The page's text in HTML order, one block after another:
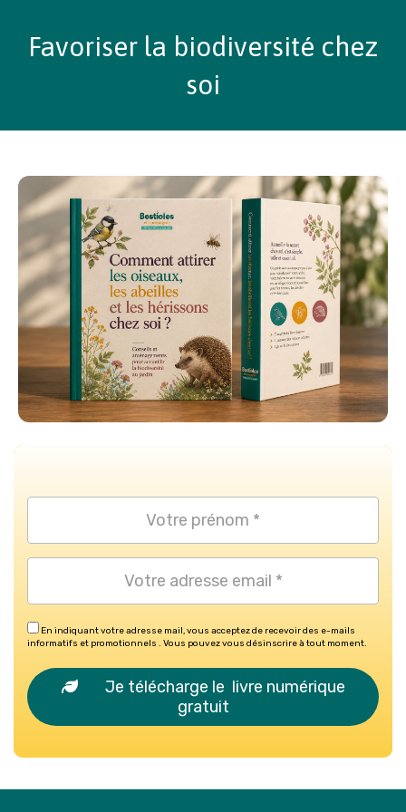
Favoriser la biodiversité chez
soi
En indiquant votre adresse mail, vous acceptez de recevoir des e-mails
informatifs et promotionnels . Vous pouvez vous désinscrire à tout moment.
Je télécharge le livre numérique
gratuit